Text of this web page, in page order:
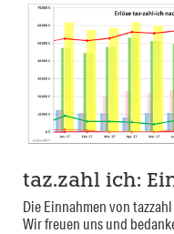
taz.zahl ich:
Die Einnahmen von
Wir freuen uns und